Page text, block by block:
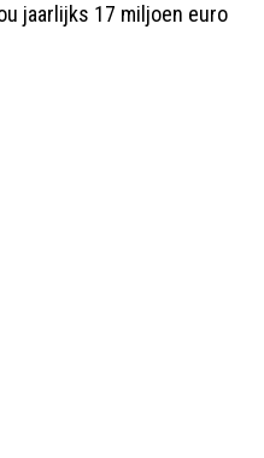
jaarlijks 17 miljoen euro